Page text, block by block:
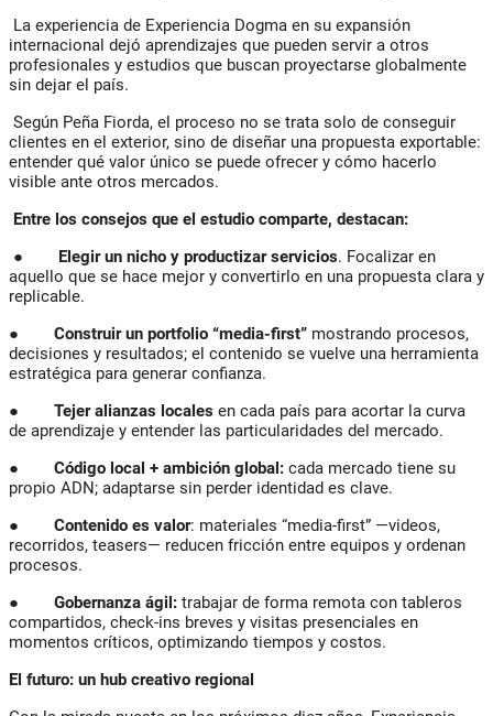
La experiencia de Experiencia Dogma en su expansión
internacional dejó aprendizajes que pueden servir a otros
profesionales y estudios que buscan proyectarse globalmente
sin dejar el país.
Según Peña Fiorda, el proceso no se trata solo de conseguir
clientes en el exterior, sino de diseñar una propuesta exportable:
entender qué valor único se puede ofrecer y cómo hacerlo
visible ante otros mercados.
Entre los consejos que el estudio comparte, destacan:
● Elegir un nicho y productizar servicios. Focalizar en
aquello que se hace mejor y convertirlo en una propuesta clara y
replicable.
● Construir un portfolio “media-first” mostrando procesos,
decisiones y resultados; el contenido se vuelve una herramienta
estratégica para generar confianza.
● Tejer alianzas locales en cada país para acortar la curva
de aprendizaje y entender las particularidades del mercado.
● Código local + ambición global: cada mercado tiene su
propio ADN; adaptarse sin perder identidad es clave.
● Contenido es valor: materiales “media-first” —videos,
recorridos, teasers— reducen fricción entre equipos y ordenan
procesos.
● Gobernanza ágil: trabajar de forma remota con tableros
compartidos, check-ins breves y visitas presenciales en
momentos críticos, optimizando tiempos y costos.
El futuro: un hub creativo regional